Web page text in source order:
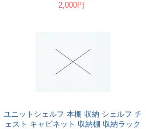
2,000円
ユニットシェルフ 本棚 収納 シェルフ チ
ェスト キャビネット 収納棚 収納ラック